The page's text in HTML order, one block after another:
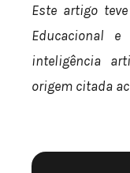
Este artigo
Educacional
inteligência
origem citada